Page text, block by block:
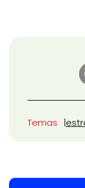
Temas